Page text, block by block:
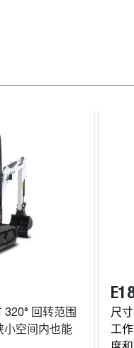
回转范围
小空间内也能
尺
工